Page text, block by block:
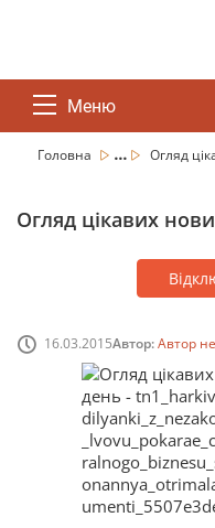
Меню
Головна ... Огляд
Огляд цікавих
16.03.2015Автор:Автор